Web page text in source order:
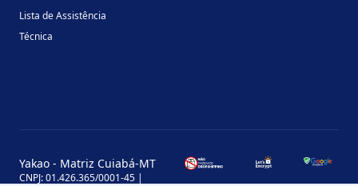
Lista de Assistência
Técnica
Yakao - Matriz Cuiabá-MT
CNPJ: 01.426.365/0001-45 |